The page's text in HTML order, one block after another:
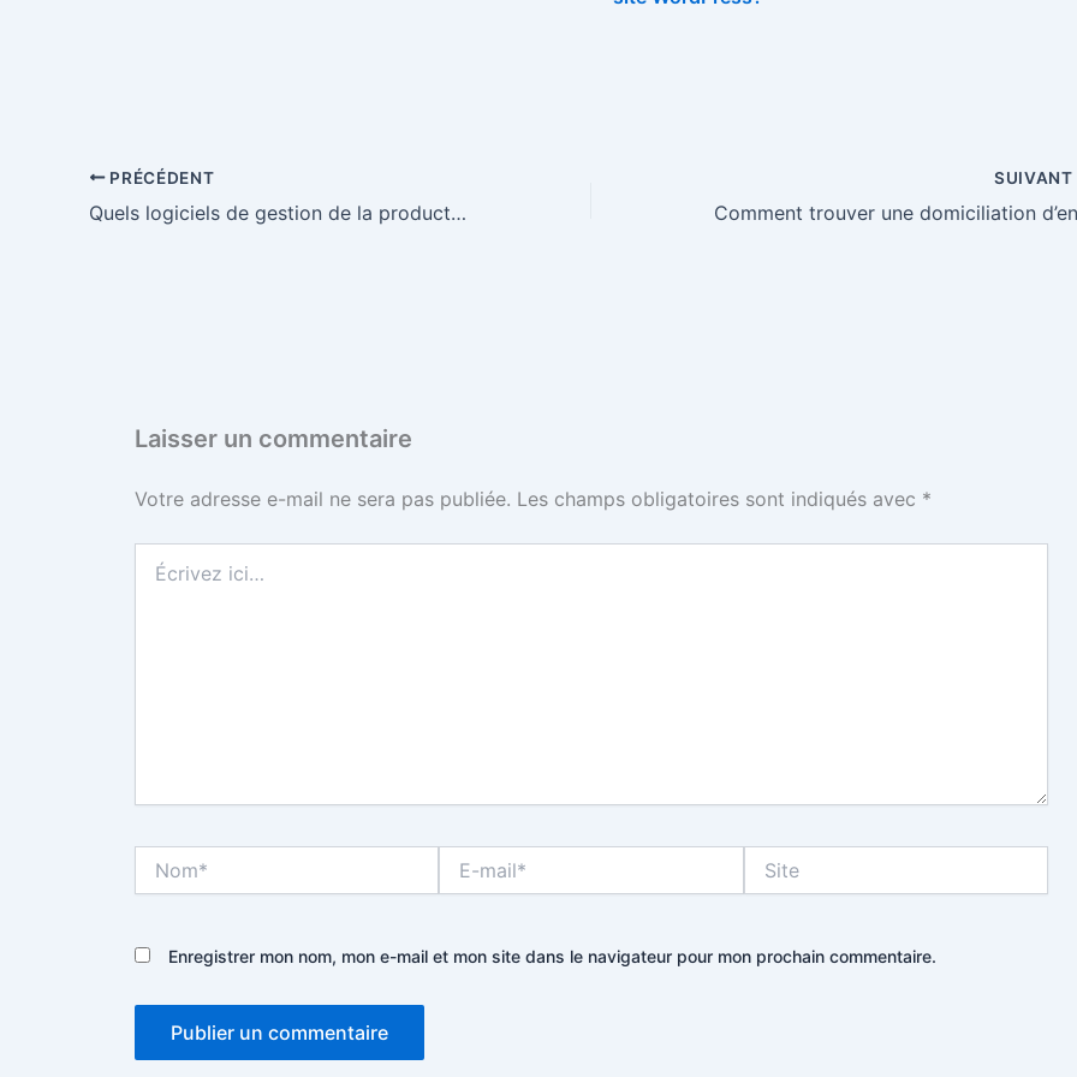
PRÉCÉDENT
Quels logiciels de gestion de la productivité méritent le détour?
SUIVANT
Laisser un commentaire
Votre adresse e-mail ne sera pas publiée. Les champs obligatoires sont indiqués avec *
ici…
mail*
Enregistrer mon nom, mon e-mail et mon site dans le navigateur pour mon prochain commentaire.